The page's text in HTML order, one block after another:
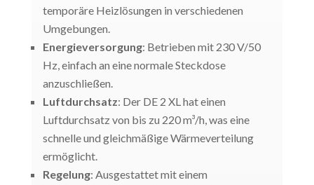
temporäre Heizlösungen in verschiedenen
Umgebungen.
Energieversorgung: Betrieben mit 230 V/50
Hz, einfach an eine normale Steckdose
anzuschließen.
Luftdurchsatz: Der DE 2 XL hat einen
Luftdurchsatz von bis zu 220 m³/h, was eine
schnelle und gleichmäßige Wärmeverteilung
ermöglicht.
Regelung: Ausgestattet mit einem